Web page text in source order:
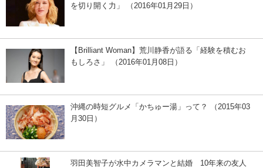
を切り開く力」 （2016年01月29日）
【Brilliant Woman】荒川静香が語る「経験を積むお
もしろさ」 （2016年01月08日）
沖縄の時短グルメ「かちゅー湯」って？ （2015年03
月30日）
羽田美智子が水中カメラマンと結婚 10年来の友人